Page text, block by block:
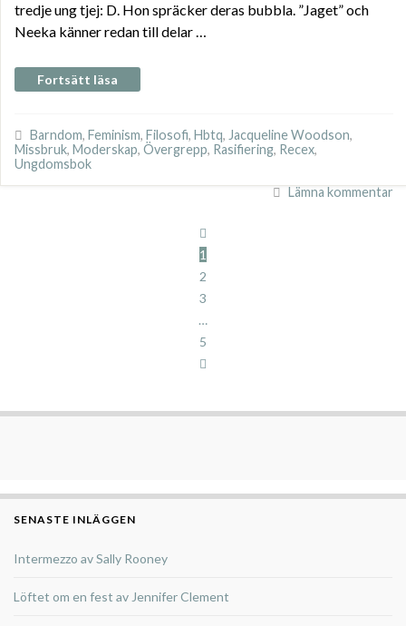
tredje ung tjej: D. Hon spräcker deras bubbla. ”Jaget” och
Neeka känner redan till delar …
Fortsätt läsa
Barndom, Feminism, Filosofi, Hbtq, Jacqueline Woodson,
Missbruk, Moderskap, Övergrepp, Rasifiering, Recex,
Ungdomsbok
Lämna kommentar
1
2
3
…
5
SENASTE INLÄGGEN
Intermezzo av Sally Rooney
Löftet om en fest av Jennifer Clement